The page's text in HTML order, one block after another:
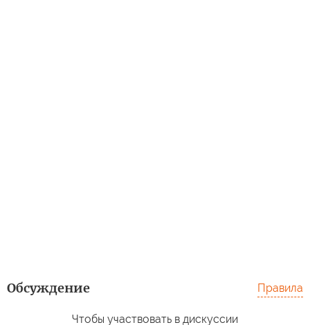
Обсуждение Правила
Чтобы участвовать в дискуссии